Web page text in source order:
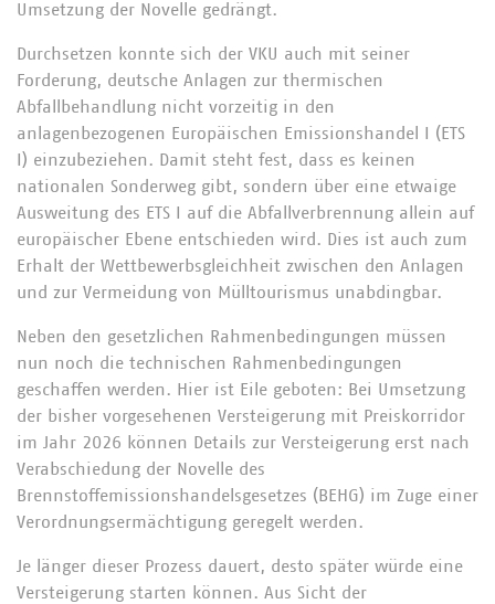
Umsetzung der Novelle gedrängt.
Durchsetzen konnte sich der VKU auch mit seiner
Forderung, deutsche Anlagen zur thermischen
Abfallbehandlung nicht vorzeitig in den
anlagenbezogenen Europäischen Emissionshandel I (ETS
I) einzubeziehen. Damit steht fest, dass es keinen
nationalen Sonderweg gibt, sondern über eine etwaige
Ausweitung des ETS I auf die Abfallverbrennung allein auf
europäischer Ebene entschieden wird. Dies ist auch zum
Erhalt der Wettbewerbsgleichheit zwischen den Anlagen
und zur Vermeidung von Mülltourismus unabdingbar.
Neben den gesetzlichen Rahmenbedingungen müssen
nun noch die technischen Rahmenbedingungen
geschaffen werden. Hier ist Eile geboten: Bei Umsetzung
der bisher vorgesehenen Versteigerung mit Preiskorridor
im Jahr 2026 können Details zur Versteigerung erst nach
Verabschiedung der Novelle des
Brennstoffemissionshandelsgesetzes (BEHG) im Zuge einer
Verordnungsermächtigung geregelt werden.
Je länger dieser Prozess dauert, desto später würde eine
Versteigerung starten können. Aus Sicht der